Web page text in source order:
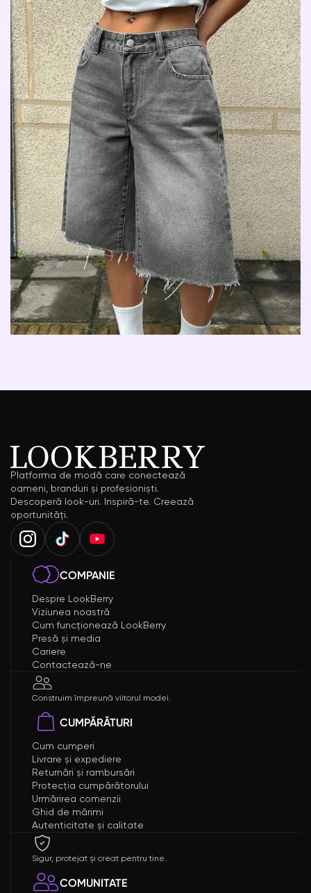
Platforma de modă care conectează
oameni, branduri și profesioniști.
Descoperă look-uri. Inspiră-te. Creează
oportunități.
COMPANIE
Despre LookBerry
Viziunea noastră
Cum funcționează LookBerry
Presă și media
Cariere
Contactează-ne
Construim împreună viitorul modei.
CUMPĂRĂTURI
Cum cumperi
Livrare și expediere
Returnări și rambursări
Protecția cumpărătorului
Urmărirea comenzii
Ghid de mărimi
Autenticitate și calitate
Sigur, protejat și creat pentru tine.
COMUNITATE